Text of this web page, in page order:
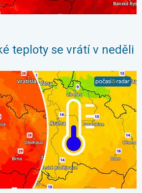
teploty se vrátí v neděli
a přechodné. Nadvláda horkého